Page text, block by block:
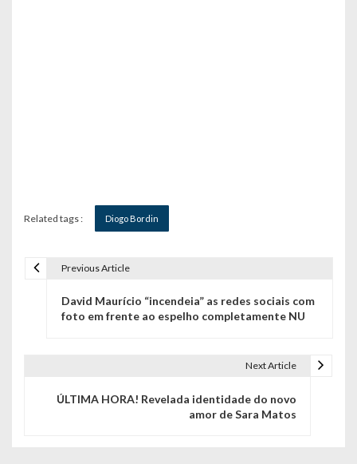
Related tags : Diogo Bordin
Previous Article
David Maurício “incendeia” as redes sociais com
foto em frente ao espelho completamente NU
Next Article
ÚLTIMA HORA! Revelada identidade do novo
amor de Sara Matos